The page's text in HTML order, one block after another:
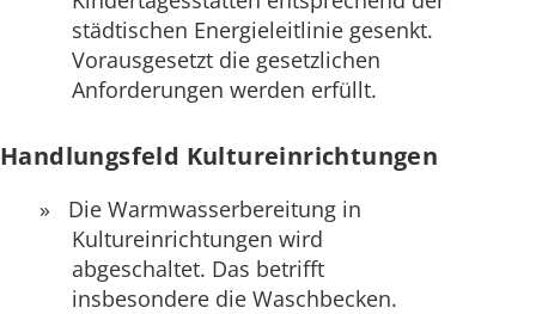
städtischen Energieleitlinie gesenkt.
Vorausgesetzt die gesetzlichen
Anforderungen werden erfüllt.
Handlungsfeld Kultureinrichtungen
Die Warmwasserbereitung in
Kultureinrichtungen wird
abgeschaltet. Das betrifft
insbesondere die Waschbecken.